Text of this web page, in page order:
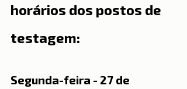
horários dos postos de
testagem:
Segunda-feira - 27 de